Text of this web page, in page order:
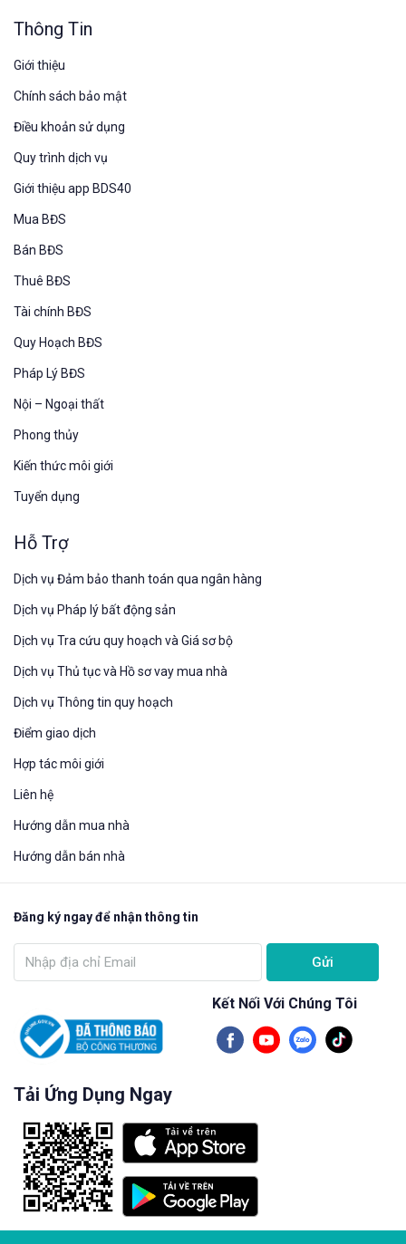
Thông Tin
Giới thiệu
Chính sách bảo mật
Điều khoản sử dụng
Quy trình dịch vụ
Giới thiệu app BDS40
Mua BĐS
Bán BĐS
Thuê BĐS
Tài chính BĐS
Quy Hoạch BĐS
Pháp Lý BĐS
Nội – Ngoại thất
Phong thủy
Kiến thức môi giới
Tuyển dụng
Hỗ Trợ
Dịch vụ Đảm bảo thanh toán qua ngân hàng
Dịch vụ Pháp lý bất động sản
Dịch vụ Tra cứu quy hoạch và Giá sơ bộ
Dịch vụ Thủ tục và Hồ sơ vay mua nhà
Dịch vụ Thông tin quy hoạch
Điểm giao dịch
Hợp tác môi giới
Liên hệ
Hướng dẫn mua nhà​
Hướng dẫn bán nhà
Đăng ký ngay để nhận thông tin
Gửi
Kết Nối Với Chúng Tôi
Tải Ứng Dụng Ngay